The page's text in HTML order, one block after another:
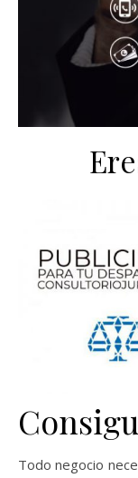
Todo negocio